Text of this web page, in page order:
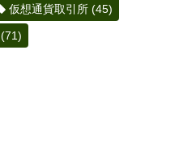
仮想通貨取引所 (45)
(71)